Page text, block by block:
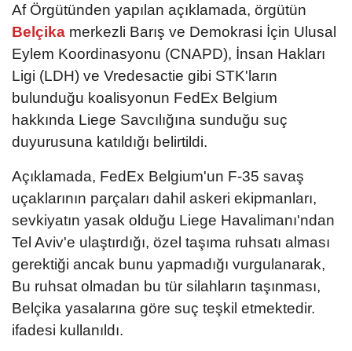
Af Örgütünden yapılan açıklamada, örgütün
Belçika merkezli Barış ve Demokrasi İçin Ulusal
Eylem Koordinasyonu (CNAPD), İnsan Hakları
Ligi (LDH) ve Vredesactie gibi STK'ların
bulunduğu koalisyonun FedEx Belgium
hakkında Liege Savcılığına sunduğu suç
duyurusuna katıldığı belirtildi.
Açıklamada, FedEx Belgium'un F-35 savaş
uçaklarının parçaları dahil askeri ekipmanları,
sevkiyatın yasak olduğu Liege Havalimanı'ndan
Tel Aviv'e ulaştırdığı, özel taşıma ruhsatı alması
gerektiği ancak bunu yapmadığı vurgulanarak,
Bu ruhsat olmadan bu tür silahların taşınması,
Belçika yasalarına göre suç teşkil etmektedir.
ifadesi kullanıldı.